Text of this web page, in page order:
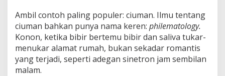
Ambil contoh paling populer: ciuman. Ilmu tentang
ciuman bahkan punya nama keren: philematology.
Konon, ketika bibir bertemu bibir dan saliva tukar-
menukar alamat rumah, bukan sekadar romantis
yang terjadi, seperti adegan sinetron jam sembilan
malam.